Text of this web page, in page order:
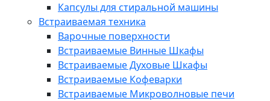
Капсулы для стиральной машины
Встраиваемая техника
Варочные поверхности
Встраиваемые Винные Шкафы
Встраиваемые Духовые Шкафы
Встраиваемые Кофеварки
Встраиваемые Микроволновые печи